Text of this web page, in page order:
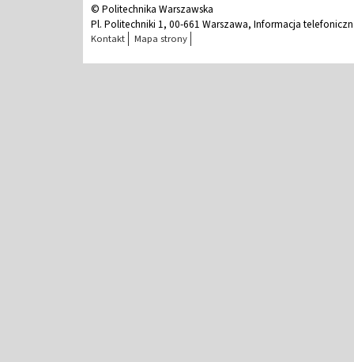
© Politechnika Warszawska
Pl. Politechniki 1, 00-661 Warszawa, Informacja
Kontakt Mapa strony